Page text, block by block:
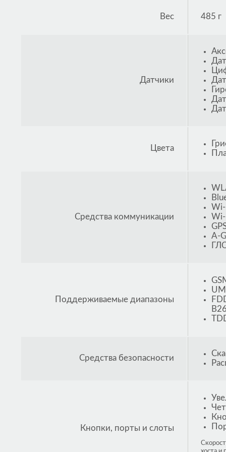
Вес 485 г
Датчики
Цвета
Средства коммуникации
A-
Поддерживаемые диапазоны
Средства безопасности
Кнопки, порты и слоты